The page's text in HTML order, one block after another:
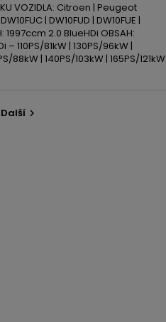
VOZIDLA: Citroen | Peugeot
| DW10FUD | DW10FUE |
1997ccm 2.0 BlueHDi OBSAH:
– 110PS/81kW | 130PS/96kW |
88kW | 140PS/103kW | 165PS/121kW
Další 